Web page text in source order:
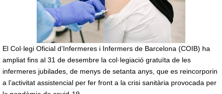
El Col·legi Oficial d’Infermeres i Infermers de Barcelona (COIB) ha
ampliat fins al 31 de desembre la col·legiació gratuïta de les
infermeres jubilades, de menys de setanta anys, que es reincorporin
a l’activitat assistencial per fer front a la crisi sanitària provocada per